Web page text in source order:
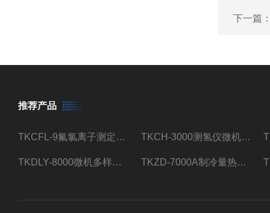
下一篇
推荐产品
TKCFL-9氟氯离子测定仪自动煤质检测 TKCH-3000测氢仪微机氢元素测定煤质检测
TKDLY-8000微机多样测硫仪自动定硫仪化验室硫含量测定 TKZD-7000A制冷量热仪自动升降热值仪煤质检测